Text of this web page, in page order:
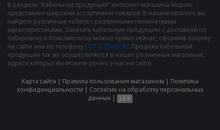
В разделе "Кабельная продукция" интернет-магазина Мирэкс
представлен широкий ассортимент товаров. В нашем каталоге вы
найдете различные кабеля с различными техническими
характеристиками. Заказать кабельную продукцию с доставкой по
Хабаровску и Комсомольску можно прямо сейчас, оформив покупку
на сайте или по телефону (4212) 73-60-42. Продажа кабельной
продукции так же осуществляется в наших розничных магазинах,
адреса которых вы можете узнать у нас на сайте.
Карта сайта | Правила пользования магазином | Политика
конфиденциальности | Cогласие на обработку персональных
данных|